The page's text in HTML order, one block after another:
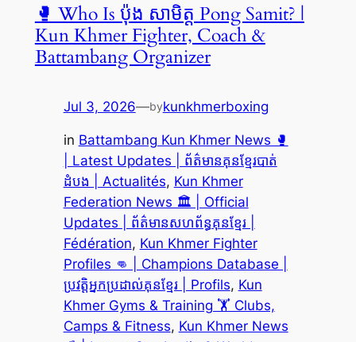
🥊 Who Is ប៉ុង សាមិត្ត Pong Samit? |
Kun Khmer Fighter, Coach &
Battambang Organizer
Jul 3, 2026—bykunkhmerboxing
in Battambang Kun Khmer News 🥊
| Latest Updates | ព័ត៌មានគុនខ្មែរបាត់
ដំបង | Actualités, Kun Khmer
Federation News 🏛️ | Official
Updates | ព័ត៌មានសហព័ន្ធគុនខ្មែរ |
Fédération, Kun Khmer Fighter
Profiles 👊 | Champions Database |
ប្រវត្តិអ្នកប្រដាល់គុនខ្មែរ | Profils, Kun
Khmer Gyms & Training 🏋️ Clubs,
Camps & Fitness, Kun Khmer News